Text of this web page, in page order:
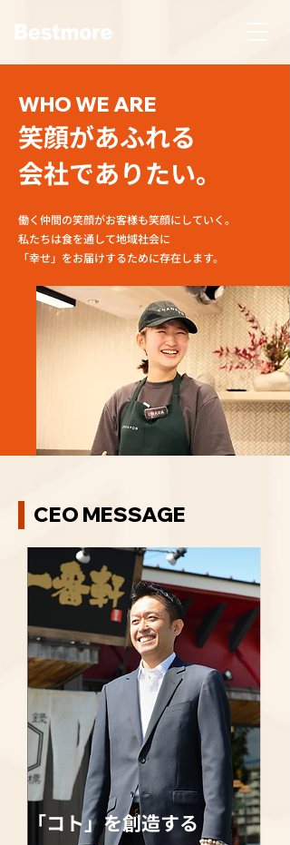
WHO WE ARE
笑顔があふれる
会社でありたい。
働く仲間の笑顔がお客様も笑顔にしていく。
私たちは食を通して地域社会に
「幸せ」をお届けするために存在します。
CEO MESSAGE
「コト」を創造する